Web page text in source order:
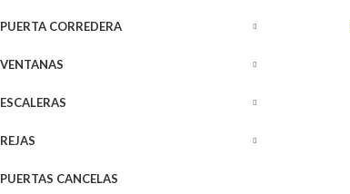
PUERTA CORREDERA
VENTANAS
ESCALERAS
REJAS
PUERTAS CANCELAS